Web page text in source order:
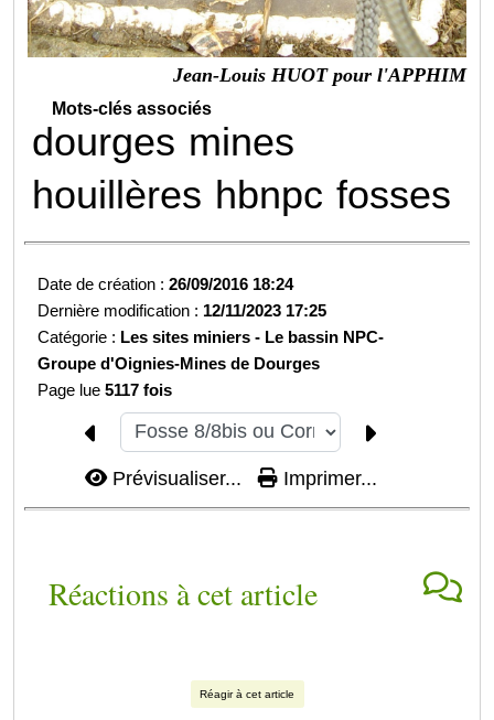
Jean-Louis HUOT pour l'APPHIM
Mots-clés associés
dourges mines
houillères hbnpc fosses
Date de création :26/09/2016 18:24
Dernière modification : 12/11/2023 17:25
Catégorie : Les sites miniers - Le bassin NPC-
Groupe d'Oignies-Mines de Dourges
Page lue5117 fois
Prévisualiser... Imprimer...
Réactions à cet article
Réagir à cet article